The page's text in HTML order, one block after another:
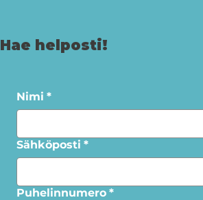
Hae helposti!
Nimi *
Sähköposti *
Puhelinnumero *